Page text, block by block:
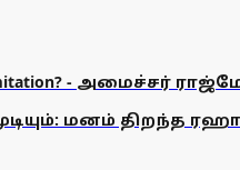
- அமைச்சர்
மனம் திறந்த